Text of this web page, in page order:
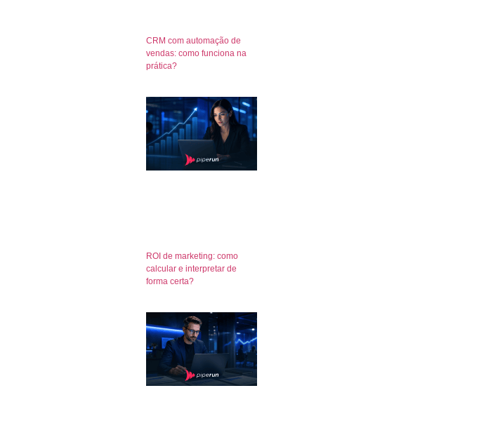
CRM com automação de
vendas: como funciona na
prática?
ROI de marketing: como
calcular e interpretar de
forma certa?